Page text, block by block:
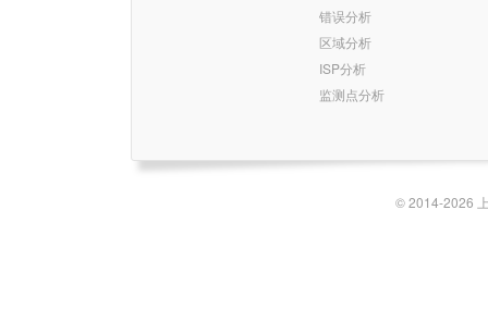
错误分析
区域分析
ISP分析
监测点分析
© 2014-2026